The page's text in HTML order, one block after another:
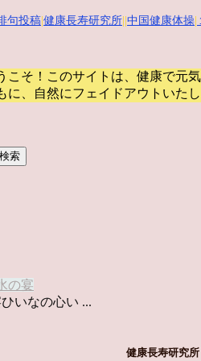
句投稿 健康長寿研究所 中国健康体操
こそ！このサイトは、健康で元
に、自然にフェイドアウトいた
の宴
いなの心い ...
健康長寿研究